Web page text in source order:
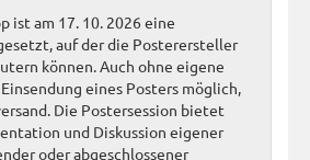
ist am 17. 10. 2026 eine
auf der die Posterersteller
können. Auch ohne eigene
eines Posters möglich,
Die Postersession bietet
und Diskussion eigener
oder abgeschlossener